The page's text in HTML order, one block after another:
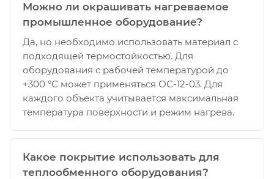
Можно ли окрашивать нагреваемое
промышленное оборудование?
Да, но необходимо использовать материал с
подходящей термостойкостью. Для
оборудования с рабочей температурой до
+300 °C может применяться ОС-12-03. Для
каждого объекта учитывается максимальная
температура поверхности и режим нагрева.
Какое покрытие использовать для
теплообменного оборудования?